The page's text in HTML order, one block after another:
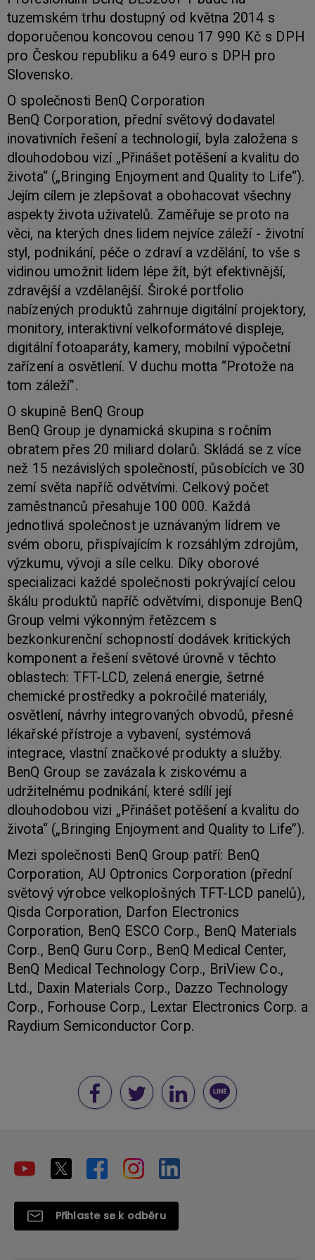
tuzemském trhu dostupný od května 2014 s
doporučenou koncovou cenou 17 990 Kč s DPH
pro Českou republiku a 649 euro s DPH pro
Slovensko.
O společnosti BenQ Corporation
BenQ Corporation, přední světový dodavatel
inovativních řešení a technologií, byla založena s
dlouhodobou vizí „Přinášet potěšení a kvalitu do
života“ („Bringing Enjoyment and Quality to Life“).
Jejím cílem je zlepšovat a obohacovat všechny
aspekty života uživatelů. Zaměřuje se proto na
věci, na kterých dnes lidem nejvíce záleží - životní
styl, podnikání, péče o zdraví a vzdělání, to vše s
vidinou umožnit lidem lépe žít, být efektivnější,
zdravější a vzdělanější. Široké portfolio
nabízených produktů zahrnuje digitální projektory,
monitory, interaktivní velkoformátové displeje,
digitální fotoaparáty, kamery, mobilní výpočetní
zařízení a osvětlení. V duchu motta “Protože na
tom záleží”.
O skupině BenQ Group
BenQ Group je dynamická skupina s ročním
obratem přes 20 miliard dolarů. Skládá se z více
než 15 nezávislých společností, působících ve 30
zemí světa napříč odvětvími. Celkový počet
zaměstnanců přesahuje 100 000. Každá
jednotlivá společnost je uznávaným lídrem ve
svém oboru, přispívajícím k rozsáhlým zdrojům,
výzkumu, vývoji a síle celku. Díky oborové
specializaci každé společnosti pokrývající celou
škálu produktů napříč odvětvími, disponuje BenQ
Group velmi výkonným řetězcem s
bezkonkurenční schopností dodávek kritických
komponent a řešení světové úrovně v těchto
oblastech: TFT-LCD, zelená energie, šetrné
chemické prostředky a pokročilé materiály,
osvětlení, návrhy integrovaných obvodů, přesné
lékařské přístroje a vybavení, systémová
integrace, vlastní značkové produkty a služby.
BenQ Group se zavázala k ziskovému a
udržitelnému podnikání, které sdílí její
dlouhodobou vizi „Přinášet potěšení a kvalitu do
života“ („Bringing Enjoyment and Quality to Life”).
Mezi společnosti BenQ Group patří: BenQ
Corporation, AU Optronics Corporation (přední
světový výrobce velkoplošných TFT-LCD panelů),
Qisda Corporation, Darfon Electronics
Corporation, BenQ ESCO Corp., BenQ Materials
Corp., BenQ Guru Corp., BenQ Medical Center,
BenQ Medical Technology Corp., BriView Co.,
Ltd., Daxin Materials Corp., Dazzo Technology
Corp., Forhouse Corp., Lextar Electronics Corp. a
Raydium Semiconductor Corp.
Přihlaste se k odběru